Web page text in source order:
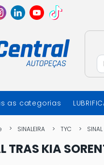
as categorias
SINALEIRA TYC
TRAS KIA